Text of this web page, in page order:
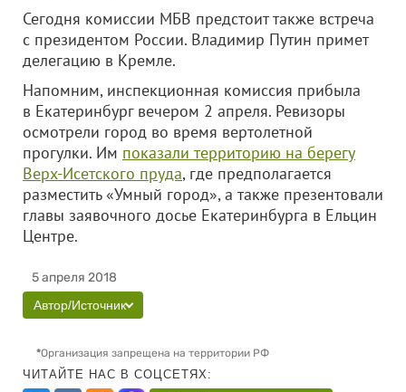
Сегодня комиссии МБВ предстоит также встреча
с президентом России. Владимир Путин примет
делегацию в Кремле.
Напомним, инспекционная комиссия прибыла
в Екатеринбург вечером 2 апреля. Ревизоры
осмотрели город во время вертолетной
прогулки. Им показали территорию на берегу
Верх-Исетского пруда, где предполагается
разместить «Умный город», а также презентовали
главы заявочного досье Екатеринбурга в Ельцин
Центре.
5 апреля 2018
Автор/Источник
*Организация запрещена на территории РФ
ЧИТАЙТЕ НАС В СОЦСЕТЯХ: